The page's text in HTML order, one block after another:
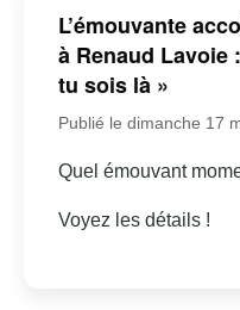
L’émouvante
à Renaud Lavoie
tu sois là »
Publié le dimanche 17
Quel émouvant
Voyez les détails !